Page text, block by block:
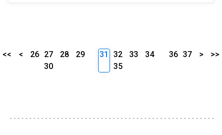
<< < 26 27 28
29
30
31 32 33
34
35
36 37 > >>